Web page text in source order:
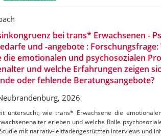
bei trans* Erwachsenen -
und -angebote :
die emotionalen und psychosozialen
und welche Erfahrungen zeigen
oder fehlende Beratungsangebote?
2026
untersucht, wie trans* Erwachsene die
erleben und welche Rolle
mit narrativ-leitfadengestützten Interviews und